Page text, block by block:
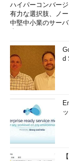
ハイパーコンバー
有力な選択肢、ノ
中堅中小業のサー
d